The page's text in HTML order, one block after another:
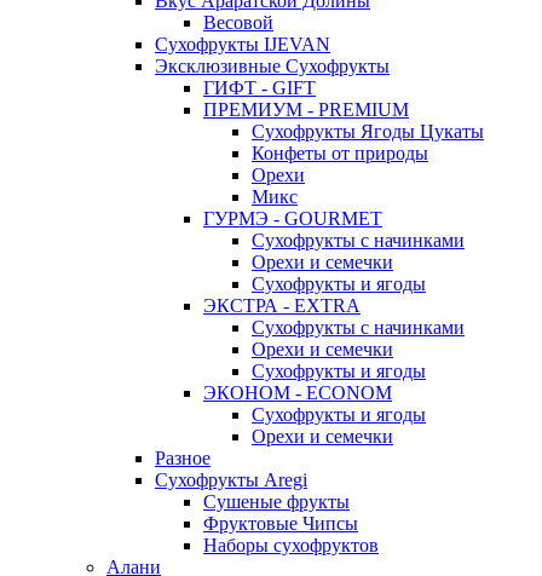
Весовой
Сухофрукты IJEVAN
Эксклюзивные Сухофрукты
ГИФТ - GIFT
ПРЕМИУМ - PREMIUM
Сухофрукты Ягоды Цукаты
Конфеты от природы
Орехи
Микс
ГУРМЭ - GOURMET
Сухофрукты с начинками
Орехи и семечки
Сухофрукты и ягоды
ЭКСТРА - EXTRA
Сухофрукты с начинками
Орехи и семечки
Сухофрукты и ягоды
ЭКОНОМ - ECONOM
Сухофрукты и ягоды
Орехи и семечки
Разное
Сухофрукты Aregi
Сушеные фрукты
Фруктовые Чипсы
Наборы сухофруктов
Алани